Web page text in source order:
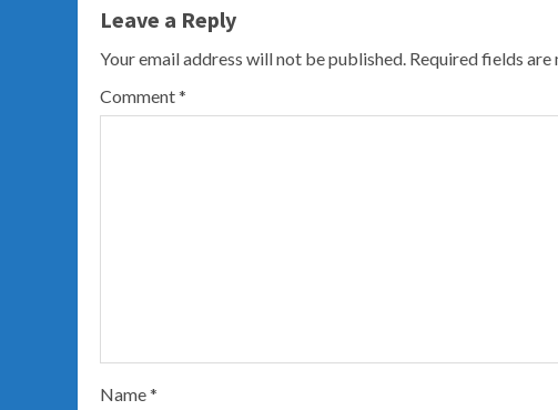
Leave a Reply
Your email address will not be published. Required fields are
Comment*
Name*